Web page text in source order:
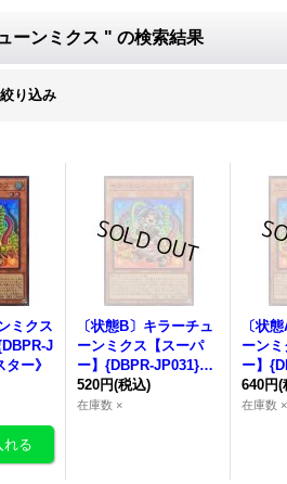
ーンミクス " の検索結果
り込み
ミクス
J
ー》
〔状態B〕 キラーチュ
ーンミクス 【スーパ
ー】{DBPR-JP031}
《モンスター》
520円(税込)
在庫数 ×
〔状態
ーンミ
ー】
《モン
640円(
在庫数 ×